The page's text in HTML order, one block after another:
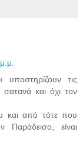
υποστηρίζουν τις
σατανά και όχι τον
και από τότε που
Παράδεισο, είναι